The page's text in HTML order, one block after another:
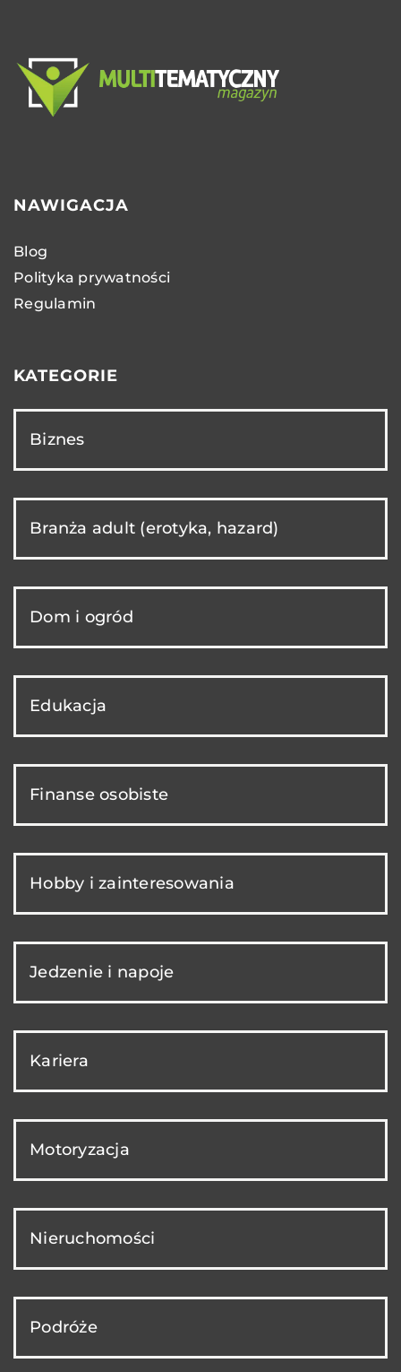
NAWIGACJA
Blog
Polityka prywatności
Regulamin
KATEGORIE
Biznes
Branża adult (erotyka, hazard)
Dom i ogród
Edukacja
Finanse osobiste
Hobby i zainteresowania
Jedzenie i napoje
Kariera
Motoryzacja
Nieruchomości
Podróże